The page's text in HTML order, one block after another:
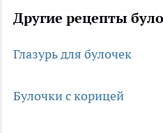
Другие рецепты
Глазурь для булочек
Булочки с корицей